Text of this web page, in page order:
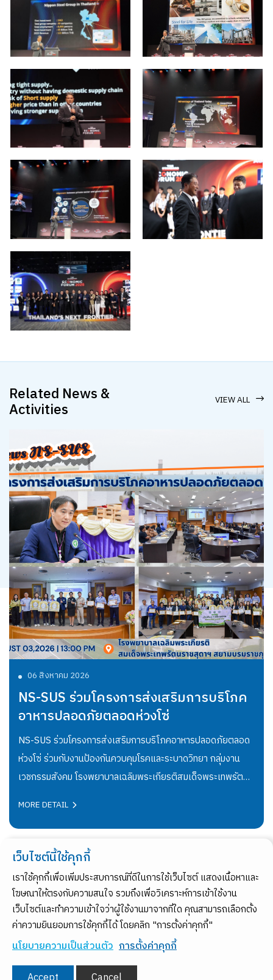
Related News &
Activities VIEW ALL
รงการส่งเสริมการบริโภค
ลอดห่วงโซ่
ส่งเสริมการบริโภคอาหารปลอดภัยตลอด
นควบคุมโรคและระบาดวิทยา กลุ่มงาน
บาลเฉลิมพระเกียรติสมเด็จพระเทพรัตน
ง เพื่อยกระดับคุณภาพและความปลอดภัย
หลักสุขาภิบาลและสร้างความเชื่อมั่นแก่ผู้
งอาหาร NS-SUS ผ่านเกณฑ์มาตรฐาน
ามมุ่งมั่นของบริษัทในการดูแลคุณภาพ
ลอดภัยของอาหารในทุกขั้นตอน "เพราะ
ฐานสำคัญของสุขภาพและคุณภาพชีวิตที่
NS-SUS ย
นางฟ้า" ปร
บริษัท เอ็นเอส-สย
ความรับผิดชอบต่อ
"โครงการฝึกอาชีพ
จังหวัดระยองการ
พิการและชาวบ้า
คนพิการ และประช
จำนวนมาก ภายใน
นางฟ้า ตั้งแต่ขั้นต
สำนักงานใหญ่/โรงงาน : 038-685-144 สำนักงานขาย : 02-
700-4400
FOLLOW US
Privacy and Cookies Policy
© Copyright 2024. All Rights Reserved. NS-SIAM UNITED STEEL CO.,
เว็บไซต์นี้ใช้คุกกี้
เราใช้คุกกี้เพื่อเพิ่มประสบการณ์ที่ดีในการใช้เว็บไซต์ แสดงเนื้อหาและ
โฆษณาให้ตรงกับความสนใจ รวมถึงเพื่อวิเคราะห์การเข้าใช้งาน
เว็บไซต์และทำความเข้าใจว่าผู้ใช้งานมาจากที่ใด คุณสามารถเลือกตั้ง
ค่าความยินยอมการใช้คุกกี้ได้ โดยคลิก "การตั้งค่าคุกกี้"
นโยบายความเป็นส่วนตัว การตั้งค่าคุกกี้